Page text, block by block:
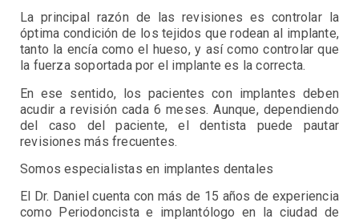
La principal razón de las revisiones es controlar la
óptima condición de los tejidos que rodean al implante,
tanto la encía como el hueso, y así como controlar que
la fuerza soportada por el implante es la correcta.
En ese sentido, los pacientes con implantes deben
acudir a revisión cada 6 meses. Aunque, dependiendo
del caso del paciente, el dentista puede pautar
revisiones más frecuentes.
Somos especialistas en implantes dentales
El Dr. Daniel cuenta con más de 15 años de experiencia
como Periodoncista e implantólogo en la ciudad de